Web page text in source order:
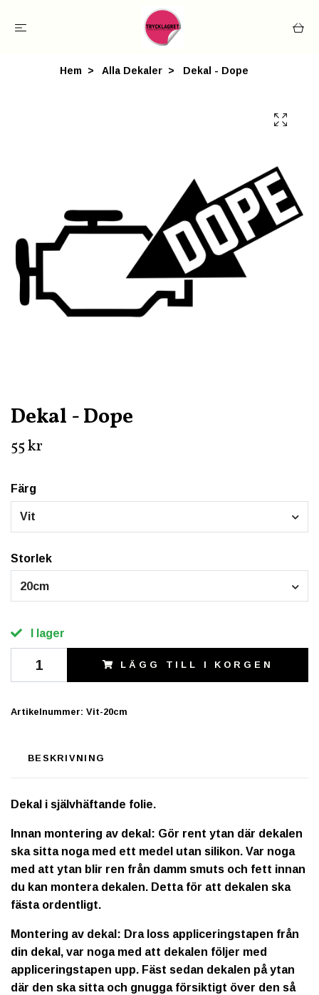
Hem Alla Dekaler Dekal - Dope
Dekal - Dope
55 kr
Färg
Vit
Storlek
20cm
I lager
LÄGG TILL I KORGEN
Artikelnummer: Vit-20cm
BESKRIVNING
Dekal i självhäftande folie.
Innan montering av dekal: Gör rent ytan där dekalen
ska sitta noga med ett medel utan silikon. Var noga
med att ytan blir ren från damm smuts och fett innan
du kan montera dekalen. Detta för att dekalen ska
fästa ordentligt.
Montering av dekal: Dra loss appliceringstapen från
din dekal, var noga med att dekalen följer med
appliceringstapen upp. Fäst sedan dekalen på ytan
där den ska sitta och gnugga försiktigt över den så